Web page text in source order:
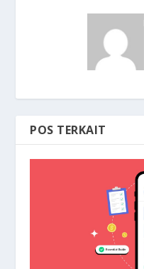
POS TERKAIT